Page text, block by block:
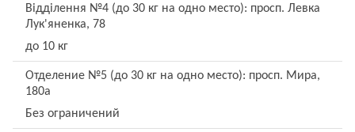
Відділення №4 (до 30 кг на одно место): просп. Левка
Лук'яненка, 78
до 10 кг
Отделение №5 (до 30 кг на одно место): просп. Мира,
180а
Без ограничений